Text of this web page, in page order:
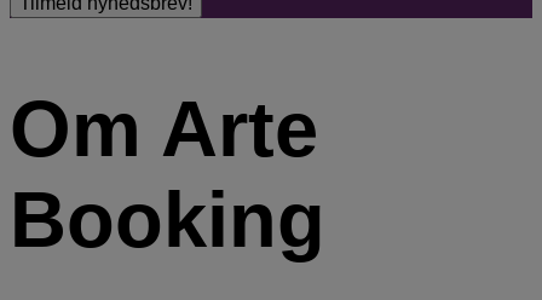
Om Arte
Booking